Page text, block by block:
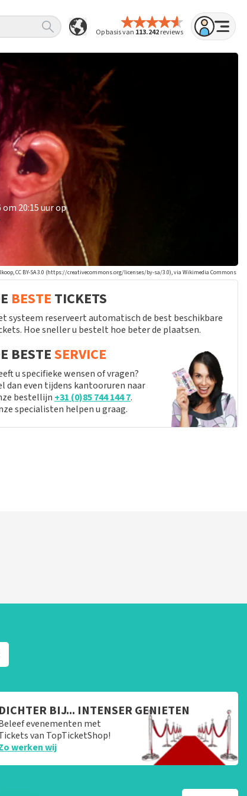
Op basis van 113.242reviews
20:15 uur op
CC BY-SA 3.0 (https://creativecommons.org/licenses/by-sa/3.0), via Wikimedia Commons
BESTE TICKETS
systeem reserveert automatisch de best beschikbare
Hoe sneller u bestelt hoe beter de plaatsen.
BESTESERVICE
u specifieke wensen of vragen?
dan even tijdens kantooruren naar
bestellijn +31 (0)85 744 144 7.
specialisten helpen u graag.
DICHTER BIJ... INTENSER GENIETEN
evenementen met
van TopTicketShop!
werken wij